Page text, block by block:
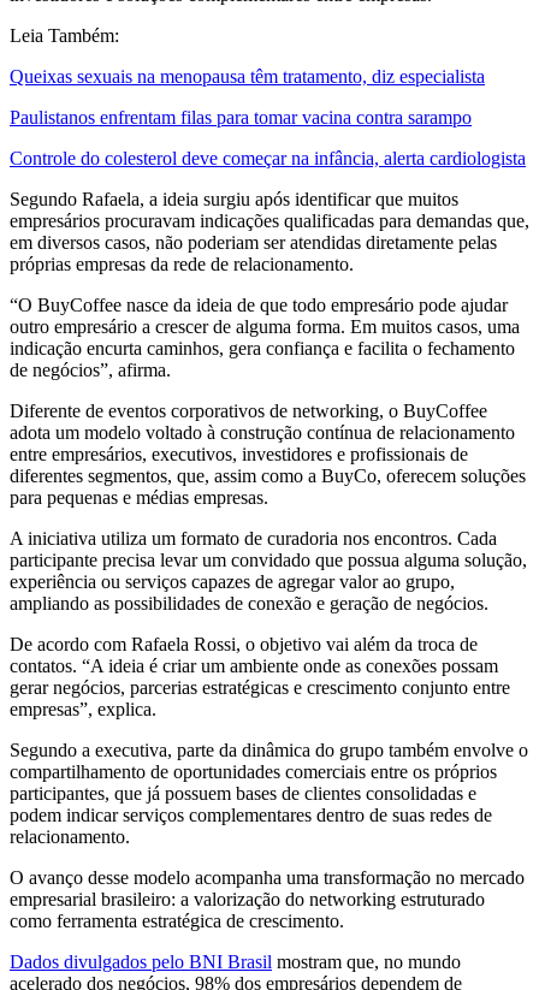
Leia Também:
Queixas sexuais na menopausa têm tratamento, diz especialista
Paulistanos enfrentam filas para tomar vacina contra sarampo
Controle do colesterol deve começar na infância, alerta cardiologista
Segundo Rafaela, a ideia surgiu após identificar que muitos
empresários procuravam indicações qualificadas para demandas que,
em diversos casos, não poderiam ser atendidas diretamente pelas
próprias empresas da rede de relacionamento.
“O BuyCoffee nasce da ideia de que todo empresário pode ajudar
outro empresário a crescer de alguma forma. Em muitos casos, uma
indicação encurta caminhos, gera confiança e facilita o fechamento
de negócios”, afirma.
Diferente de eventos corporativos de networking, o BuyCoffee
adota um modelo voltado à construção contínua de relacionamento
entre empresários, executivos, investidores e profissionais de
diferentes segmentos, que, assim como a BuyCo, oferecem soluções
para pequenas e médias empresas.
A iniciativa utiliza um formato de curadoria nos encontros. Cada
participante precisa levar um convidado que possua alguma solução,
experiência ou serviços capazes de agregar valor ao grupo,
ampliando as possibilidades de conexão e geração de negócios.
De acordo com Rafaela Rossi, o objetivo vai além da troca de
contatos. “A ideia é criar um ambiente onde as conexões possam
gerar negócios, parcerias estratégicas e crescimento conjunto entre
empresas”, explica.
Segundo a executiva, parte da dinâmica do grupo também envolve o
compartilhamento de oportunidades comerciais entre os próprios
participantes, que já possuem bases de clientes consolidadas e
podem indicar serviços complementares dentro de suas redes de
relacionamento.
O avanço desse modelo acompanha uma transformação no mercado
empresarial brasileiro: a valorização do networking estruturado
como ferramenta estratégica de crescimento.
Dados divulgados pelo BNI Brasil mostram que, no mundo
acelerado dos negócios, 98% dos empresários dependem de